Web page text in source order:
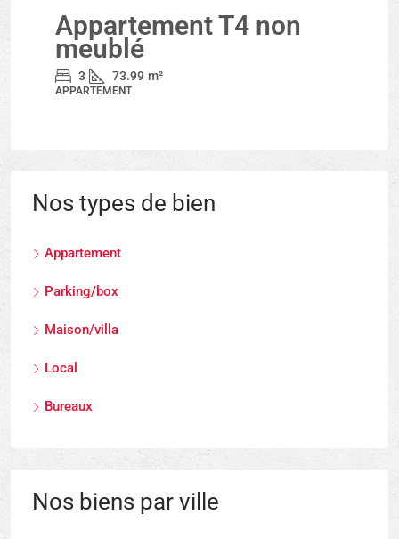
Appartement T4 non
meublé
3 73.99 m²
APPARTEMENT
Nos types de bien
Appartement
Parking/box
Maison/villa
Local
Bureaux
Nos biens par ville